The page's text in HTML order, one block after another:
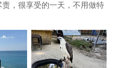
，很享受的一天，不用做特